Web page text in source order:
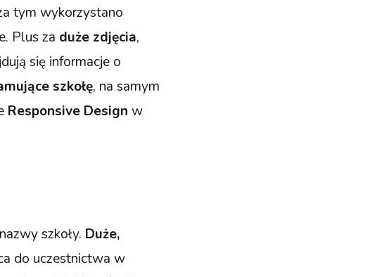
tym wykorzystano
Plus za duże zdjęcia,
się informacje o
szkołę, na samym
Responsive Design w
szkoły. Duże,
do uczestnictwa w